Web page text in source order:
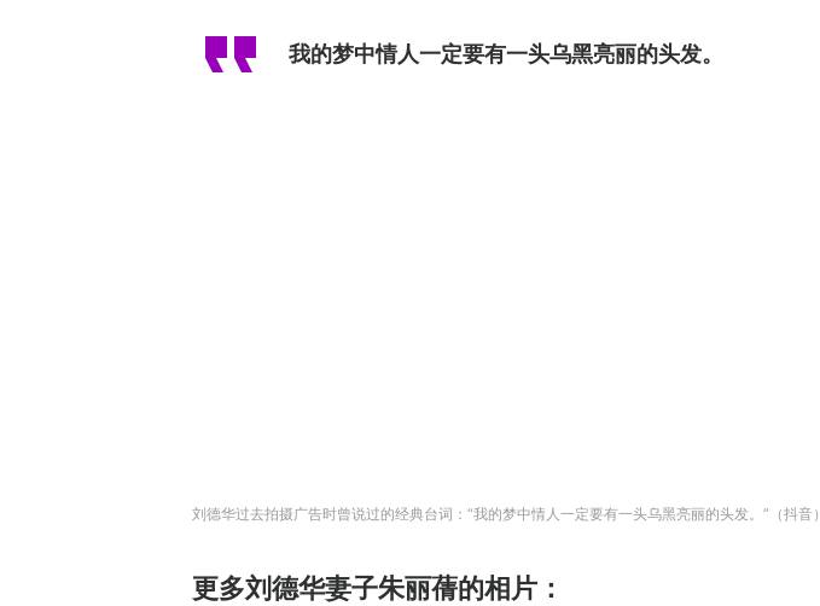
我的梦中情人一定要有一头乌黑亮丽的头发。
刘德华过去拍摄广告时曾说过的经典台词：“我的梦中情人一定要有一头乌黑亮丽的头发。”（抖音）
更多刘德华妻子朱丽蒨的相片：